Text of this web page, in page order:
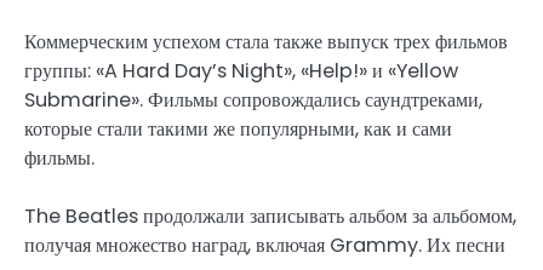
Коммерческим успехом стала также выпуск трех фильмов
группы: «A Hard Day’s Night», «Help!» и «Yellow
Submarine». Фильмы сопровождались саундтреками,
которые стали такими же популярными, как и сами
фильмы.
The Beatles продолжали записывать альбом за альбомом,
получая множество наград, включая Grammy. Их песни